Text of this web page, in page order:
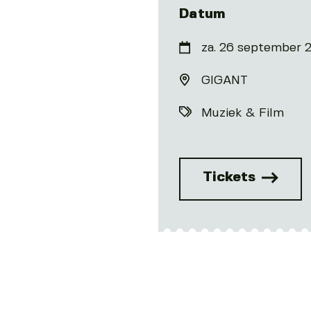
Datum
za. 26 september
GIGANT
Muziek & Film
Tickets